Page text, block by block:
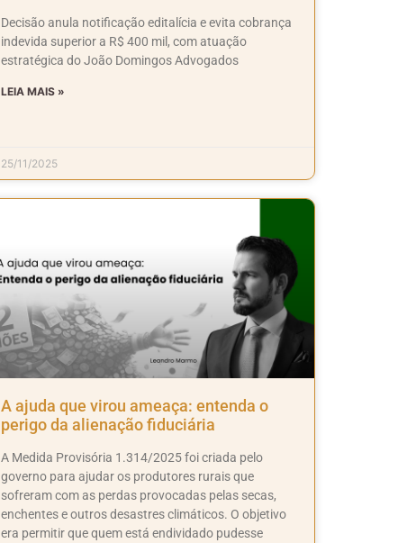
Decisão anula notificação editalícia e evita cobrança
indevida superior a R$ 400 mil, com atuação
estratégica do João Domingos Advogados
LEIA MAIS »
25/11/2025
A ajuda que virou ameaça: entenda o
perigo da alienação fiduciária
A Medida Provisória 1.314/2025 foi criada pelo
governo para ajudar os produtores rurais que
sofreram com as perdas provocadas pelas secas,
enchentes e outros desastres climáticos. O objetivo
era permitir que quem está endividado pudesse